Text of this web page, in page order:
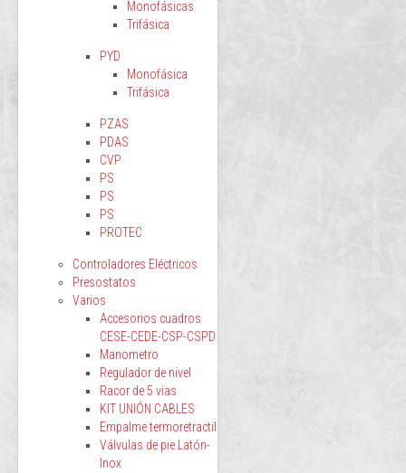
Monofásicas
Trifásica
PYD
Monofásica
Trifásica
PZAS
PDAS
CVP
PS
PS
PS
PROTEC
Controladores Eléctricos
Presostatos
Varios
Accesorios cuadros
CESE-CEDE-CSP-CSPD
Manometro
Regulador de nivel
Racor de 5 vias
KIT UNIÓN CABLES
Empalme termoretractil
Válvulas de pie Latón-
Inox